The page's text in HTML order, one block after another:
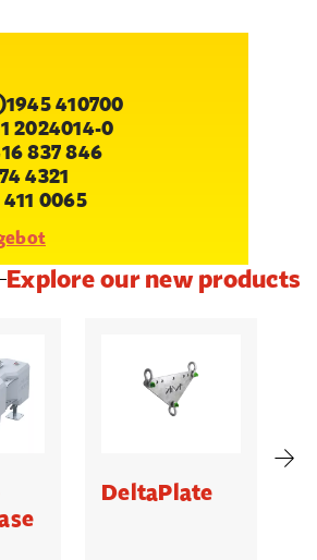
410700
2024014-0
837 846
4321
0065
Explore our new products
DeltaPlate